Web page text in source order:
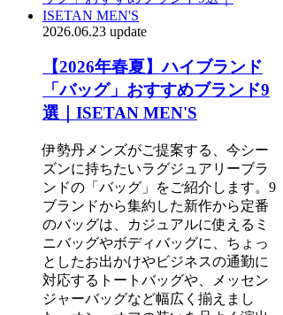
2026.06.23 update
【2026年春夏】ハイブランド
「バッグ」おすすめブランド9
選｜ISETAN MEN'S
伊勢丹メンズがご提案する、今シー
ズンに持ちたいラグジュアリーブラ
ンドの「バッグ」をご紹介します。9
ブランドから集約した新作から定番
のバッグは、カジュアルに使えるミ
ニバッグやボディバッグに、ちょっ
としたお出かけやビジネスの通勤に
対応するトートバッグや、メッセン
ジャーバッグなど幅広く揃えまし